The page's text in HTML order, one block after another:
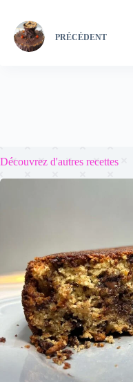
PRÉCÉDENT
Découvrez d'autres recettes